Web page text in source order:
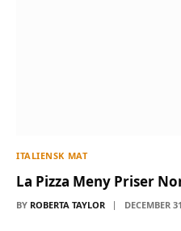
ITALIENSK MAT
La Pizza Meny Priser
BY ROBERTA TAYLOR DECEMBER